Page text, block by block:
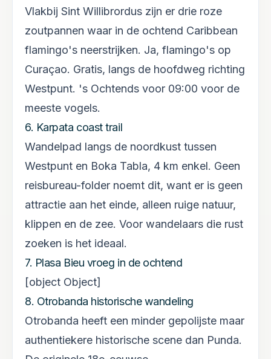
Vlakbij Sint Willibrordus zijn er drie roze
zoutpannen waar in de ochtend Caribbean
flamingo's neerstrijken. Ja, flamingo's op
Curaçao. Gratis, langs de hoofdweg richting
Westpunt. 's Ochtends voor 09:00 voor de
meeste vogels.
6. Karpata coast trail
Wandelpad langs de noordkust tussen
Westpunt en Boka Tabla, 4 km enkel. Geen
reisbureau-folder noemt dit, want er is geen
attractie aan het einde, alleen ruige natuur,
klippen en de zee. Voor wandelaars die rust
zoeken is het ideaal.
7. Plasa Bieu vroeg in de ochtend
[object Object]
8. Otrobanda historische wandeling
Otrobanda heeft een minder gepolijste maar
authentiekere historische scene dan Punda.